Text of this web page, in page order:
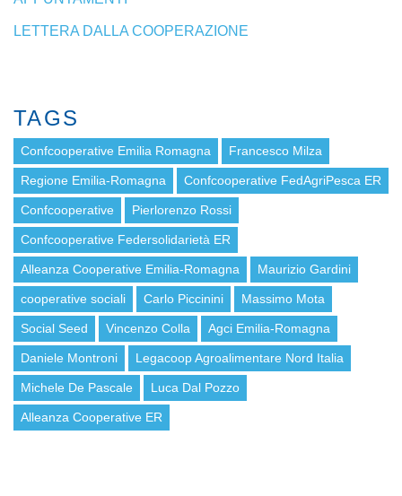
LETTERA DALLA COOPERAZIONE
TAGS
Confcooperative Emilia Romagna Francesco Milza
Regione Emilia-Romagna Confcooperative FedAgriPesca ER
Confcooperative Pierlorenzo Rossi
Confcooperative Federsolidarietà ER
Alleanza Cooperative Emilia-Romagna Maurizio Gardini
cooperative sociali Carlo Piccinini Massimo Mota
Social Seed Vincenzo Colla Agci Emilia-Romagna
Daniele Montroni Legacoop Agroalimentare Nord Italia
Michele De Pascale Luca Dal Pozzo
Alleanza Cooperative ER